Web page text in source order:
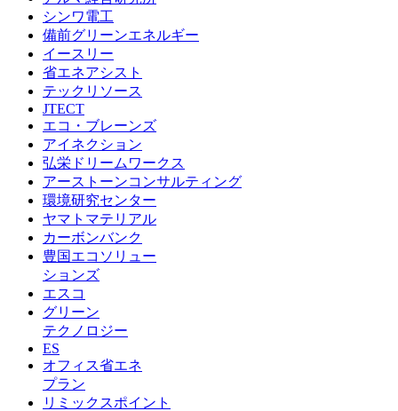
シンワ電工
備前グリーンエネルギー
イースリー
省エネアシスト
テックリソース
JTECT
エコ・ブレーンズ
アイネクション
弘栄ドリームワークス
アーストーンコンサルティング
環境研究センター
ヤマトマテリアル
カーボンバンク
豊国エコソリュー
ションズ
エスコ
グリーン
テクノロジー
ES
オフィス省エネ
プラン
リミックスポイント